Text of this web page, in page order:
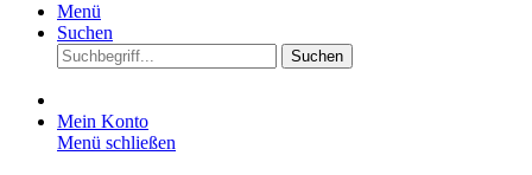
Menü
Suchen
Suchen
Mein Konto
Menü schließen